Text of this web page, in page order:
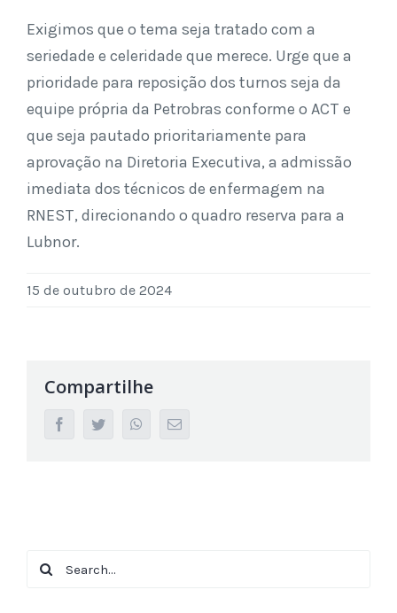
Exigimos que o tema seja tratado com a
seriedade e celeridade que merece. Urge que a
prioridade para reposição dos turnos seja da
equipe própria da Petrobras conforme o ACT e
que seja pautado prioritariamente para
aprovação na Diretoria Executiva, a admissão
imediata dos técnicos de enfermagem na
RNEST, direcionando o quadro reserva para a
Lubnor.
15 de outubro de 2024
Compartilhe
facebooktwitter whatsappEmail
Search